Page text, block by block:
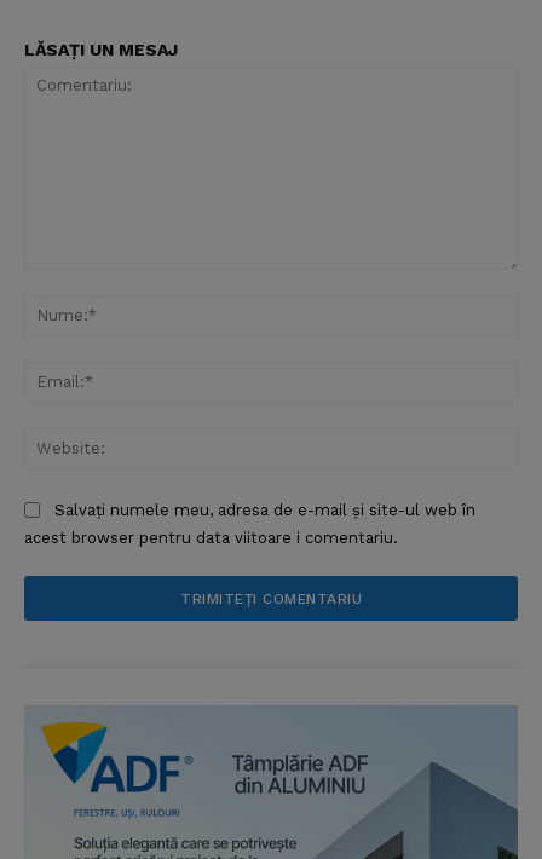
LĂSAȚI UN MESAJ
Salvați numele meu, adresa de e-mail și site-ul web în
acest browser pentru data viitoare i comentariu.